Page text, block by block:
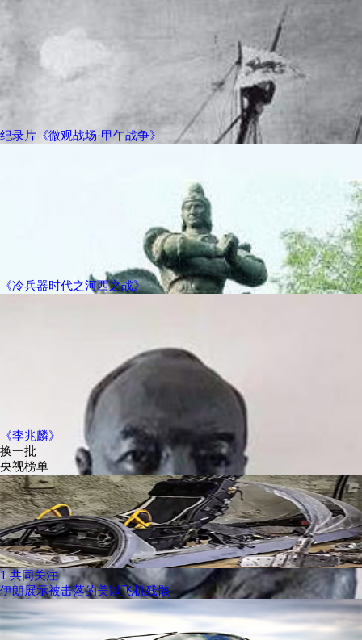
纪录片《微观战场·甲午战争》
《冷兵器时代之河西之战》
《李兆麟》
换一批
央视榜单
1 共同关注
伊朗展示被击落的美以飞机残骸